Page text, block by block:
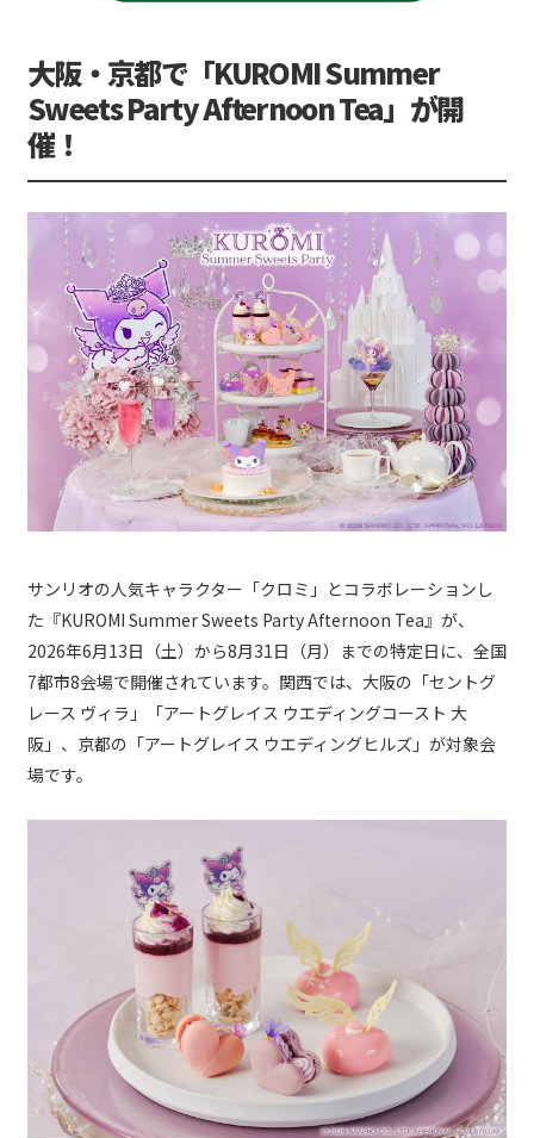
大阪・京都で「KUROMI Summer
Sweets Party Afternoon Tea」が開
催！
サンリオの人気キャラクター「クロミ」とコラボレーションし
た『KUROMI Summer Sweets Party Afternoon Tea』が、
2026年6月13日（土）から8月31日（月）までの特定日に、全国
7都市8会場で開催されています。関西では、大阪の「セントグ
レース ヴィラ」「アートグレイス ウエディングコースト 大
阪」、京都の「アートグレイス ウエディングヒルズ」が対象会
場です。